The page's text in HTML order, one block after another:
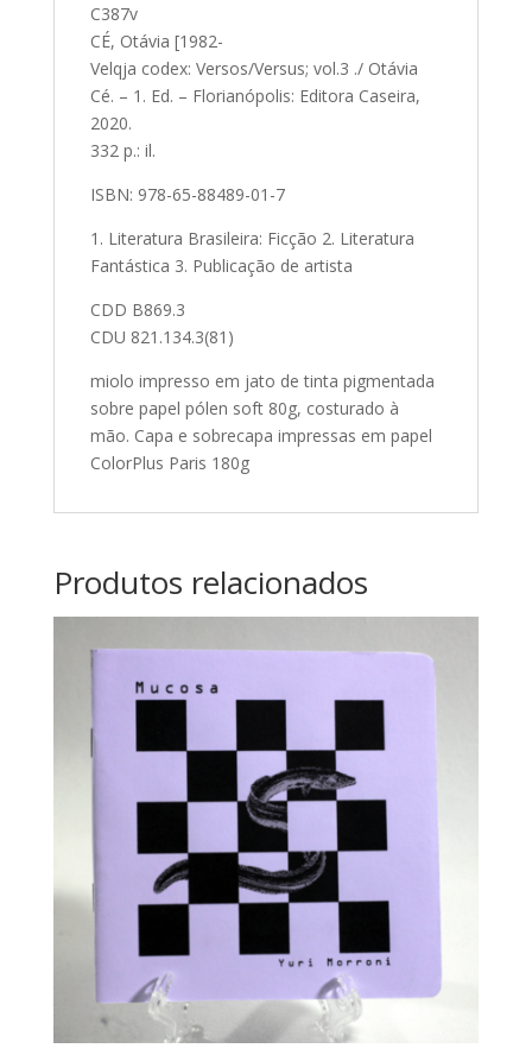
C387v
CÉ, Otávia [1982-
Velqja codex: Versos/Versus; vol.3 ./ Otávia
Cé. – 1. Ed. – Florianópolis: Editora Caseira,
2020.
332 p.: il.
ISBN: 978-65-88489-01-7
1. Literatura Brasileira: Ficção 2. Literatura
Fantástica 3. Publicação de artista
CDD B869.3
CDU 821.134.3(81)
miolo impresso em jato de tinta pigmentada
sobre papel pólen soft 80g, costurado à
mão. Capa e sobrecapa impressas em papel
ColorPlus Paris 180g
Produtos relacionados